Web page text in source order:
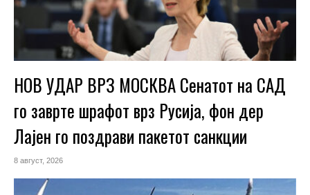
НОВ УДАР ВРЗ МОСКВА Сенатот на САД
го заврте шрафот врз Русија, фон дер
Лајен го поздрави пакетот санкции
8 август, 2026